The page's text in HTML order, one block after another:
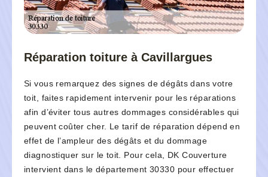
Réparation toiture à Cavillargues
Si vous remarquez des signes de dégâts dans votre
toit, faites rapidement intervenir pour les réparations
afin d’éviter tous autres dommages considérables qui
peuvent coûter cher. Le tarif de réparation dépend en
effet de l’ampleur des dégâts et du dommage
diagnostiquer sur le toit. Pour cela, DK Couverture
intervient dans le département 30330 pour effectuer